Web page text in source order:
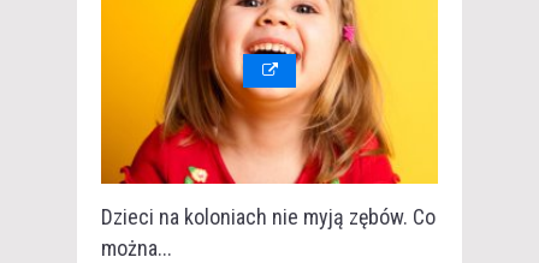
Dzieci na koloniach nie myją zębów. Co
można...